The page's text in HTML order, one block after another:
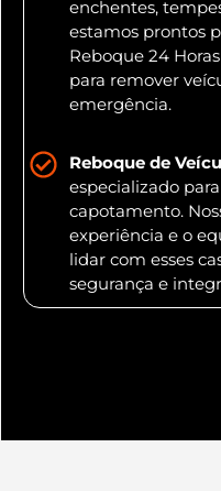
enchentes,
estamos prontos
Reboque 24
para remover
emergência.
Reboque de
especializado
capotamento.
experiência e o
lidar com esses
segurança e